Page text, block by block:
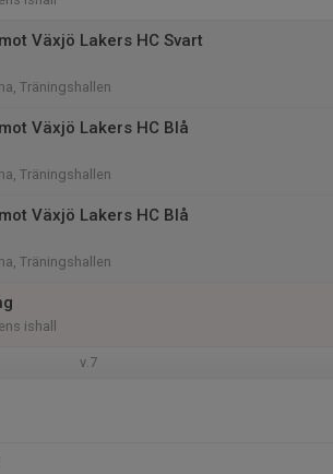
Växjö Lakers HC Svart
Träningshallen
Växjö Lakers HC Blå
Träningshallen
Växjö Lakers HC Blå
Träningshallen
ishall
v.7